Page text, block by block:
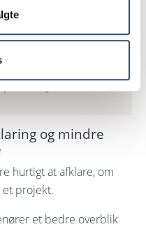
og mindre
hurtigt at afklare, om
projekt.
et bedre overblik